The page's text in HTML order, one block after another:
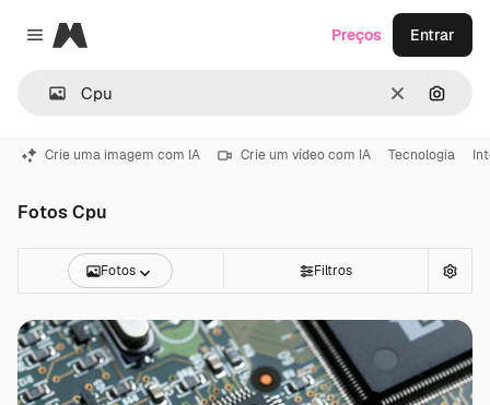
Close menu
Magnific
Limpar
Preços Entrar
Crie uma imagem com IA Crie um vídeo com IA Tecnologia
Fotos Cpu
Fotos Filtros